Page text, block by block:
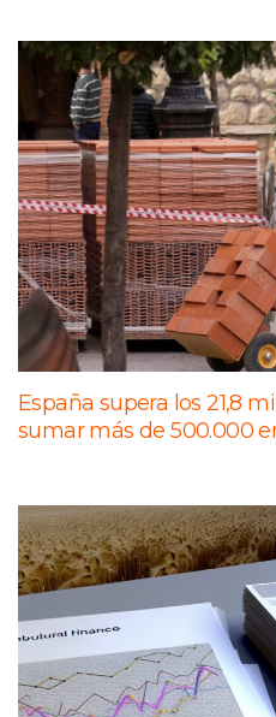
España supera los 21,8
sumar más de 500.000